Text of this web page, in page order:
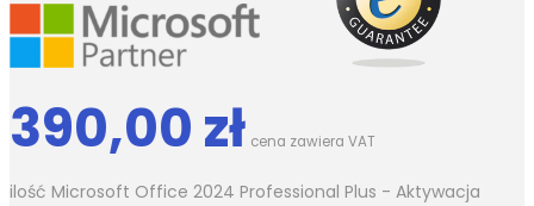
390,00zł cena zawiera VAT
ilość Microsoft Office 2024 Professional Plus - Aktywacja